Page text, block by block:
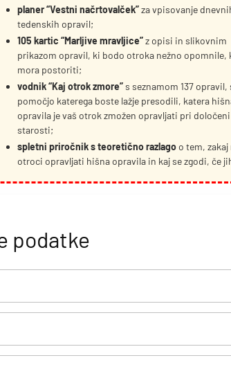
planer “Vestni načrtovalček”za vpisovanje
tedenskih opravil;
105 kartic “Marljive mravljice”z opisi in slikovnim
prikazom opravil, ki bodo otroka nežno opomnile,
mora postoriti;
vodnik “Kaj otrok zmore”s seznamom 137 opravil,
pomočjo katerega boste lažje presodili, katera
opravila je vaš otrok zmožen opravljati pri določeni
starosti;
spletni priročnik s teoretično razlago o tem,
otroci opravljati hišna opravila in kaj se zgodi, če
podatke